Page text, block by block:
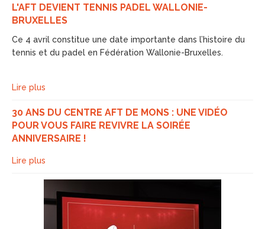
L'AFT DEVIENT TENNIS PADEL WALLONIE-
BRUXELLES
Ce 4 avril constitue une date importante dans l’histoire du
tennis et du padel en Fédération Wallonie-Bruxelles.
Lire plus
30 ANS DU CENTRE AFT DE MONS : UNE VIDÉO
POUR VOUS FAIRE REVIVRE LA SOIRÉE
ANNIVERSAIRE !
Lire plus